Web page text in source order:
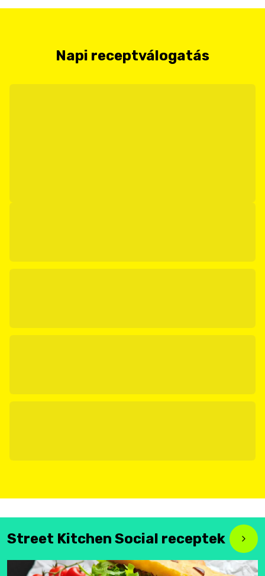
Napi receptválogatás
Street Kitchen Social receptek